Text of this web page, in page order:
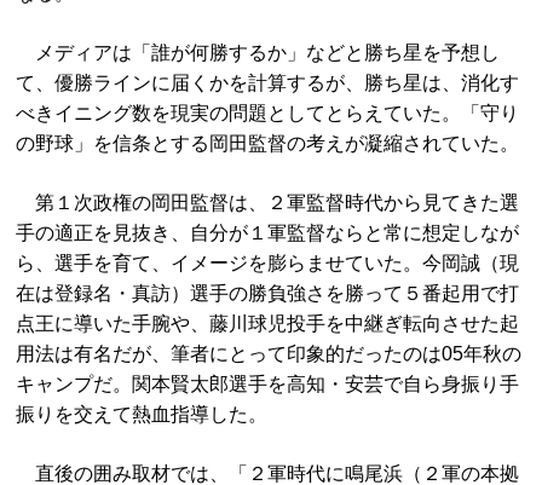
メディアは「誰が何勝するか」などと勝ち星を予想し
て、優勝ラインに届くかを計算するが、勝ち星は、消化す
べきイニング数を現実の問題としてとらえていた。「守り
の野球」を信条とする岡田監督の考えが凝縮されていた。
第１次政権の岡田監督は、２軍監督時代から見てきた選
手の適正を見抜き、自分が１軍監督ならと常に想定しなが
ら、選手を育て、イメージを膨らませていた。今岡誠（現
在は登録名・真訪）選手の勝負強さを勝って５番起用で打
点王に導いた手腕や、藤川球児投手を中継ぎ転向させた起
用法は有名だが、筆者にとって印象的だったのは05年秋の
キャンプだ。関本賢太郎選手を高知・安芸で自ら身振り手
振りを交えて熱血指導した。
直後の囲み取材では、「２軍時代に鳴尾浜（２軍の本拠